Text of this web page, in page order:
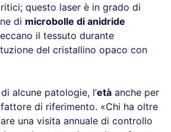
questo laser è in grado di
di microbolle di anidride
il tessuto durante
del cristallino opaco con
alcune patologie, l’età anche per
di riferimento. «Chi ha oltre
una visita annuale di controllo